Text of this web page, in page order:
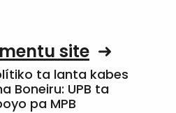
site
ta lanta kabes
Boneiru: UPB ta
pa MPB